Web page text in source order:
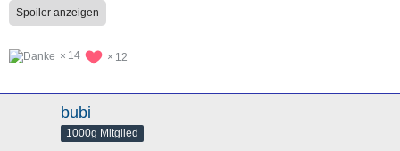
Spoiler anzeigen
14 12
bubi
1000g Mitglied